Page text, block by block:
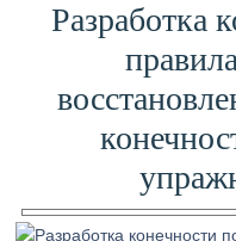
Разработка